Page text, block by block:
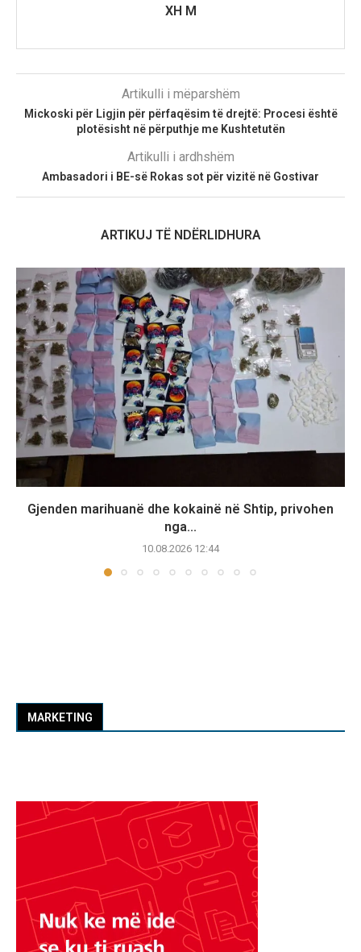
XH M
Artikulli i mëparshëm
Mickoski për Ligjin për përfaqësim të drejtë: Procesi është
plotësisht në përputhje me Kushtetutën
Artikulli i ardhshëm
Ambasadori i BE-së Rokas sot për vizitë në Gostivar
ARTIKUJ TË NDËRLIDHURA
Gjenden marihuanë dhe kokainë në Shtip, privohen
nga...
10.08.2026 12:44
MARKETING